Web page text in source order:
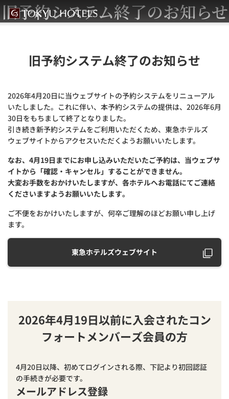
旧予約システム終了のお知らせ
旧予約システム終了のお知らせ
2026年4月20日に当ウェブサイトの予約システムをリニューアル
いたしました。これに伴い、本予約システムの提供は、2026年6月
30日をもちまして終了となりました。
引き続き新予約システムをご利用いただくため、東急ホテルズ
ウェブサイトからアクセスいただくようお願いいたします。
なお、4月19日までにお申し込みいただいたご予約は、当ウェブサ
イトから「確認・キャンセル」することができません。
大変お手数をおかけいたしますが、各ホテルへお電話にてご連絡
くださいますようお願いいたします。
ご不便をおかけいたしますが、何卒ご理解のほどお願い申し上げ
ます。
東急ホテルズウェブサイト
2026年4月19日以前に入会されたコン
フォートメンバーズ会員の方
4月20日以降、初めてログインされる際、下記より初回認証
の手続きが必要です。
メールアドレス登録